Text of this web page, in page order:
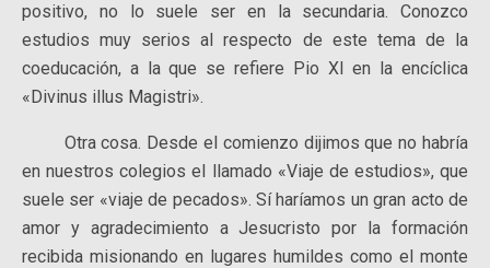
positivo, no lo suele ser en la secundaria. Conozco
estudios muy serios al respecto de este tema de la
coeducación, a la que se refiere Pio XI en la encíclica
«Divinus illus Magistri».
Otra cosa. Desde el comienzo dijimos que no habría
en nuestros colegios el llamado «Viaje de estudios», que
suele ser «viaje de pecados». Sí haríamos un gran acto de
amor y agradecimiento a Jesucristo por la formación
recibida misionando en lugares humildes como el monte